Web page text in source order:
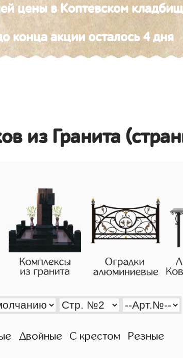
цены в Коптевском
конца акции осталось 4 дня
из Гранита
Двойные С крестом Резные